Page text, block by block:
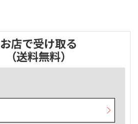
お店で受け取る
（送料無料）